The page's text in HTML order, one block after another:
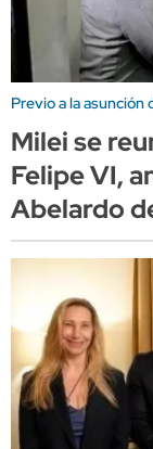
Previo a la asunción
Milei se
Felipe VI,
Abelardo